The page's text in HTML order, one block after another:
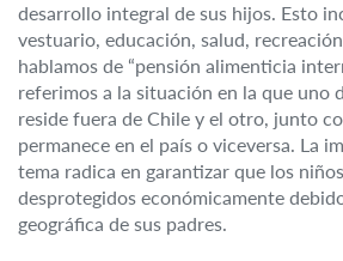
desarrollo integral de sus hijos. Esto
vestuario, educación, salud,
hablamos de “pensión alimenticia
referimos a la situación en la que uno
reside fuera de Chile y el otro, junto
permanece en el país o viceversa. La
tema radica en garantizar que los
desprotegidos económicamente
geográfica de sus padres.